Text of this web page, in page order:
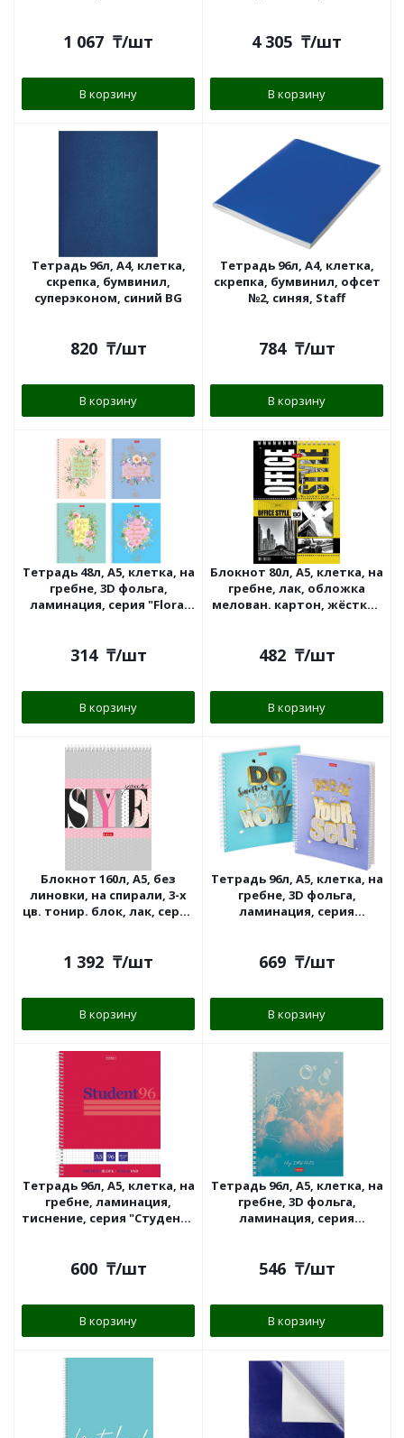
1 067 ₸/шт
В корзину
4 305 ₸/шт
В корзину
Тетрадь 96л, А4, клетка,
скрепка, бумвинил,
суперэконом, синий BG
820 ₸/шт
В корзину
Тетрадь 96л, А4, клетка,
скрепка, бумвинил, офсет
№2, синяя, Staff
784 ₸/шт
В корзину
Тетрадь 48л, А5, клетка, на
гребне, 3D фольга,
ламинация, серия "Floral
314 ₸/шт
В корзину
Блокнот 80л, А5, клетка, на
гребне, лак, обложка
мелован. картон, жёсткая
482 ₸/шт
В корзину
Блокнот 160л, А5, без
линовки, на спирали, 3-х
цв. тонир. блок, лак, серия
1 392 ₸/шт
В корзину
Тетрадь 96л, А5, клетка, на
гребне, 3D фольга,
ламинация, серия
669 ₸/шт
В корзину
Тетрадь 96л, А5, клетка, на
гребне, ламинация,
тиснение, серия "Студенту
600 ₸/шт
В корзину
Тетрадь 96л, А5, клетка, на
гребне, 3D фольга,
ламинация, серия
546 ₸/шт
В корзину